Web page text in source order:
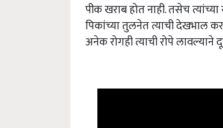
पीक खराब होत नाही. तसेच
पिकांच्या तुलनेत त्याची देखभाल
अनेक रोगही त्याची रोपे लावल्याने